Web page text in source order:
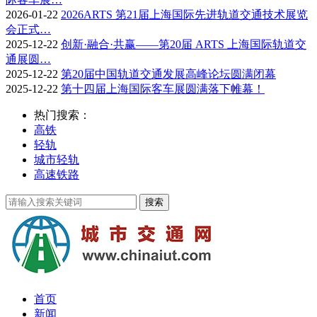
2026-01-22 2026ARTS 第21届上海国际先进轨道交通技术展览
会正式…
2025-12-22 创新·融合·共赢——第20届 ARTS 上海国际轨道交
通展圆…
2025-12-22 第20届中国轨道交通发展高峰论坛圆满闭幕
2025-12-22 第十四届上海国际客车展圆满落下帷幕！
热门搜索：
高铁
轻轨
城市轻轨
高速铁路
首页
新闻